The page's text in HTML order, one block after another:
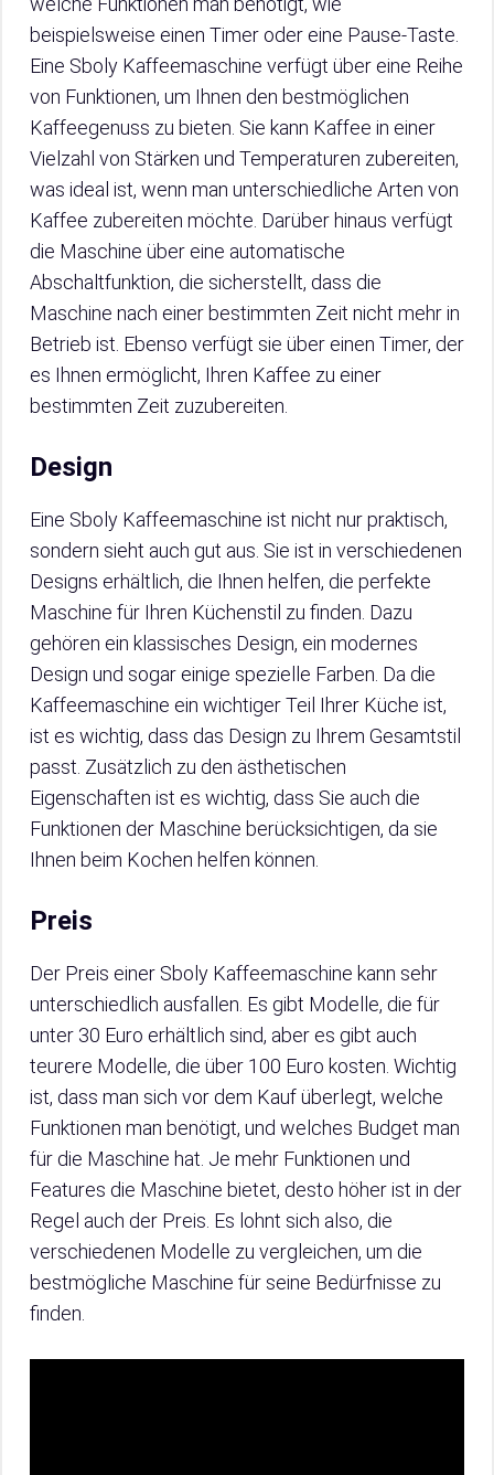
beispielsweise einen Timer oder eine Pause-Taste.
Eine Sboly Kaffeemaschine verfügt über eine Reihe
von Funktionen, um Ihnen den bestmöglichen
Kaffeegenuss zu bieten. Sie kann Kaffee in einer
Vielzahl von Stärken und Temperaturen zubereiten,
was ideal ist, wenn man unterschiedliche Arten von
Kaffee zubereiten möchte. Darüber hinaus verfügt
die Maschine über eine automatische
Abschaltfunktion, die sicherstellt, dass die
Maschine nach einer bestimmten Zeit nicht mehr in
Betrieb ist. Ebenso verfügt sie über einen Timer, der
es Ihnen ermöglicht, Ihren Kaffee zu einer
bestimmten Zeit zuzubereiten.
Design
Eine Sboly Kaffeemaschine ist nicht nur praktisch,
sondern sieht auch gut aus. Sie ist in verschiedenen
Designs erhältlich, die Ihnen helfen, die perfekte
Maschine für Ihren Küchenstil zu finden. Dazu
gehören ein klassisches Design, ein modernes
Design und sogar einige spezielle Farben. Da die
Kaffeemaschine ein wichtiger Teil Ihrer Küche ist,
ist es wichtig, dass das Design zu Ihrem Gesamtstil
passt. Zusätzlich zu den ästhetischen
Eigenschaften ist es wichtig, dass Sie auch die
Funktionen der Maschine berücksichtigen, da sie
Ihnen beim Kochen helfen können.
Preis
Der Preis einer Sboly Kaffeemaschine kann sehr
unterschiedlich ausfallen. Es gibt Modelle, die für
unter 30 Euro erhältlich sind, aber es gibt auch
teurere Modelle, die über 100 Euro kosten. Wichtig
ist, dass man sich vor dem Kauf überlegt, welche
Funktionen man benötigt, und welches Budget man
für die Maschine hat. Je mehr Funktionen und
Features die Maschine bietet, desto höher ist in der
Regel auch der Preis. Es lohnt sich also, die
verschiedenen Modelle zu vergleichen, um die
bestmögliche Maschine für seine Bedürfnisse zu
finden.